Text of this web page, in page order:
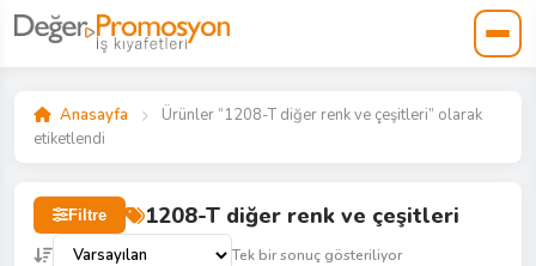
Anasayfa
Ürünler “1208-T diğer renk ve çeşitleri” olarak
etiketlendi
Filtre 1208-T diğer renk ve çeşitleri
Tek bir sonuç gösteriliyor